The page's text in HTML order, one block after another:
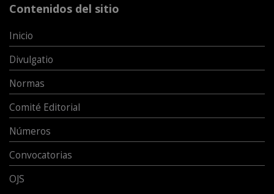
Contenidos del sitio
Inicio
Divulgatio
Normas
Comité Editorial
Números
Convocatorias
OJS